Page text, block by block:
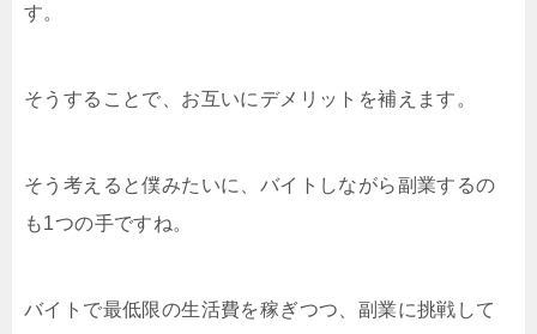
す。
そうすることで、お互いにデメリットを補えます。
そう考えると僕みたいに、バイトしながら副業するの
も1つの手ですね。
バイトで最低限の生活費を稼ぎつつ、副業に挑戦して